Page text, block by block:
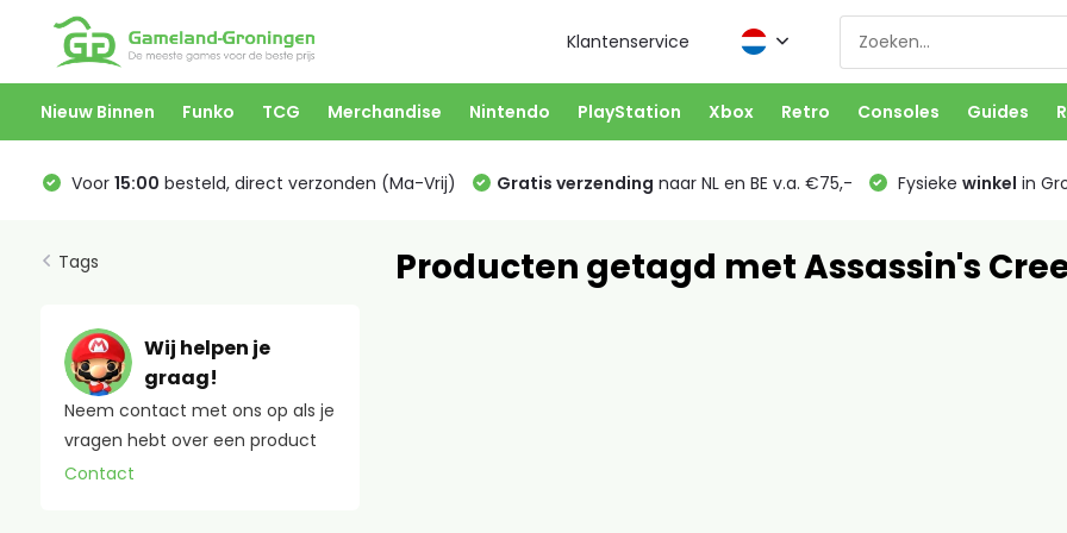
Klantenservice
Nieuw Binnen Funko TCG Merchandise Nintendo PlayStation Xbox Retro Consoles Guides
Voor 15:00 besteld, direct verzonden (Ma-Vrij) Gratis verzending naar NL en BE v.a. €75,- Fysieke winkel in
Tags
Wij helpen je
graag!
Neem contact met ons op als je
vragen hebt over een product
Contact
Producten getagd met Assassin's